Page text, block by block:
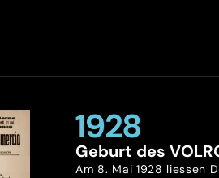
1928
Geburt des
Am 8. Mai 1928 liessen